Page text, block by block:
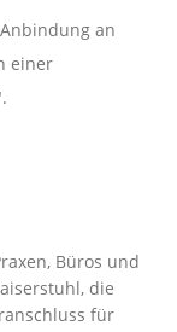
an
einer
Büros und
die
für